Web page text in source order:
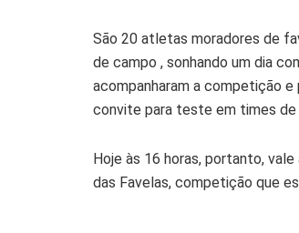
São 20 atletas moradores de
de campo , sonhando um dia
acompanharam a competição
convite para teste em times de
Hoje às 16 horas, portanto,
das Favelas, competição que